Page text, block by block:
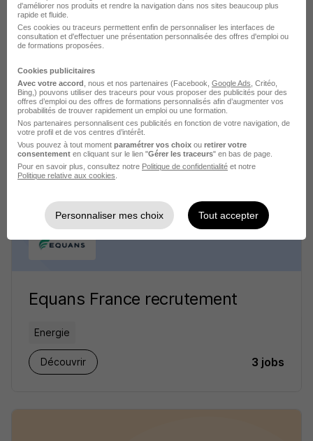
Crédit Agricole CIB recrutement
Banque
Découvrir 3 jobs
Equans France recrutement
Energie
Découvrir 3 jobs
d'améliorer nos produits et rendre la navigation dans nos sites beaucoup plus
rapide et fluide.
Ces cookies ou traceurs permettent enfin de personnaliser les interfaces de
consultation et d'effectuer une présentation personnalisée des offres d'emploi ou
de formations proposées.
Cookies publicitaires
Avec votre accord , nous et nos partenaires (Facebook, Google Ads , Critéo,
Bing,) pouvons utiliser des traceurs pour vous proposer des publicités pour des
offres d’emploi ou des offres de formations personnalisés afin d’augmenter vos
probabilités de trouver rapidement un emploi ou une formation.
Nos partenaires personnalisent ces publicités en fonction de votre navigation, de
votre profil et de vos centres d’intérêt.
Vous pouvez à tout moment paramétrer vos choix ou retirer votre
consentement en cliquant sur le lien "Gérer les traceurs" en bas de page.
Pour en savoir plus, consultez notre Politique de confidentialité et notre
Politique relative aux cookies
Personnaliser mes choix Tout accepter